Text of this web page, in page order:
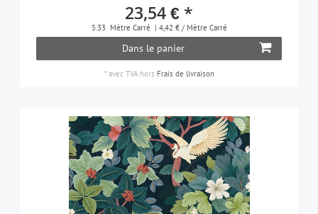
23,54 € *
5.33 Mètre Carré | 4,42 € / Mètre Carré
Dans le panier
*avec TVAhors Frais de livraison